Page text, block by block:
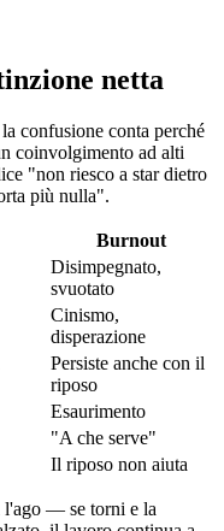
netta
confusione conta perché
coinvolgimento ad alti
"non riesco a star dietro
più nulla".
Burnout
Disimpegnato,
svuotato
Cinismo,
disperazione
Persiste anche con il
riposo
Esaurimento
"A che serve"
Il riposo non aiuta
l'ago — se torni e la